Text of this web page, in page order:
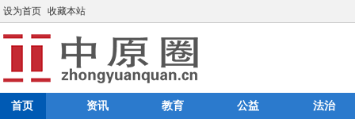
设为首页 收藏本站
首页 资讯 教育 公益 法治